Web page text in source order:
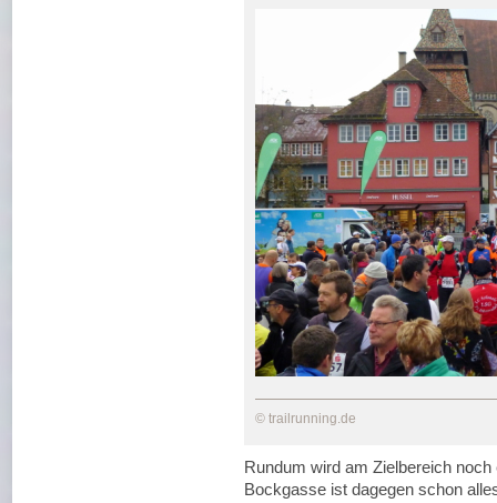
© trailrunning.de
Rundum wird am Zielbereich
Bockgasse ist dagegen schon